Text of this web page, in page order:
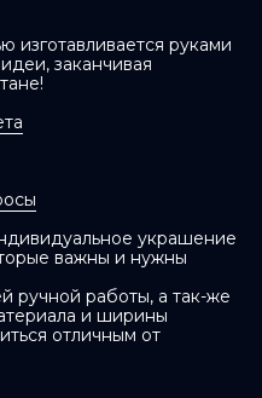
изготавливается руками
заканчивая
украшение
важны и нужны
ручной работы, а так-же
и ширины
отличным от